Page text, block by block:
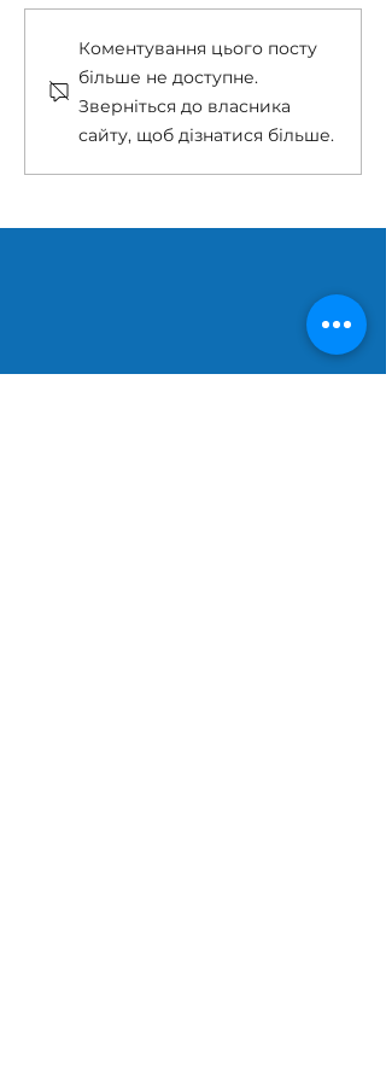
Останній дзвоник 2026
Коментування цього посту
більше не доступне.
Зверніться до власника
сайту, щоб дізнатися більше.